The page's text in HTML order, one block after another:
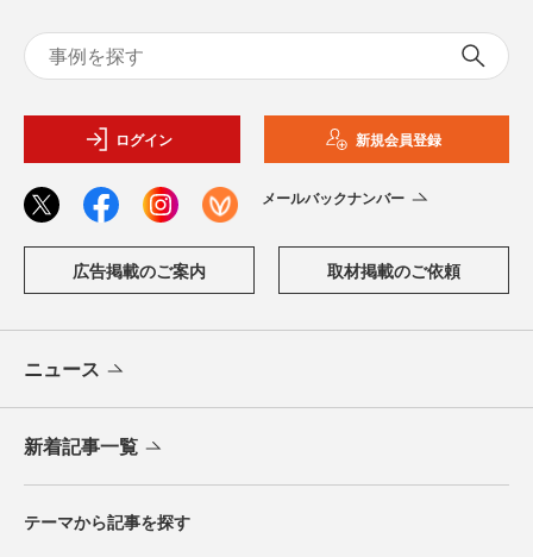
ログイン 新規会員登録
メールバックナンバー
広告掲載のご案内 取材掲載のご依頼
ニュース
新着記事一覧
テーマから記事を探す